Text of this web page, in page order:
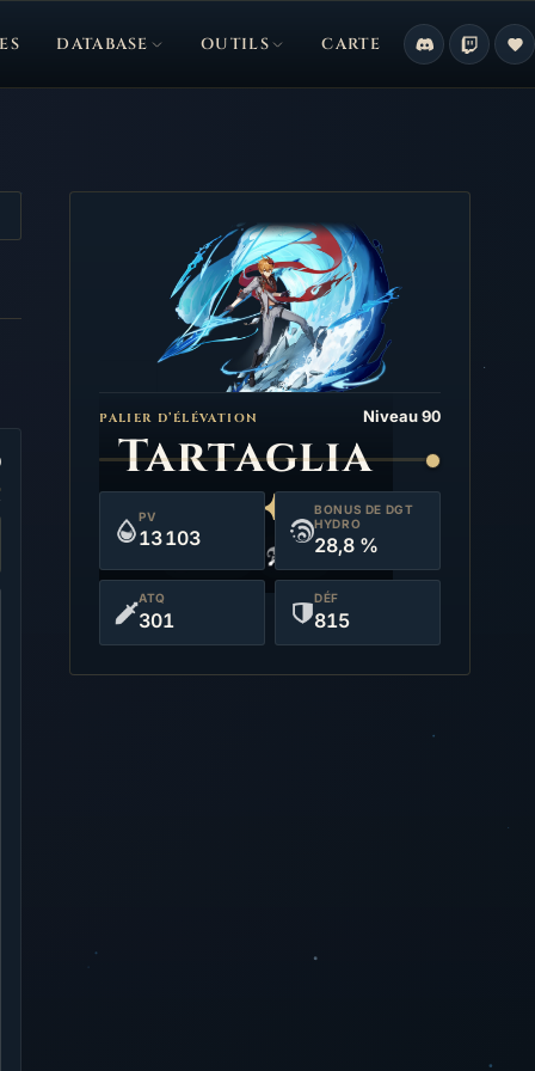
DATABASE OUTILS CARTE
Tartaglia
Arc
PALIER D’ÉLÉVATION Niveau 90
PV
13 103
BONUS DE DGT
HYDRO
28,8 %
ATQ
301
DÉF
815